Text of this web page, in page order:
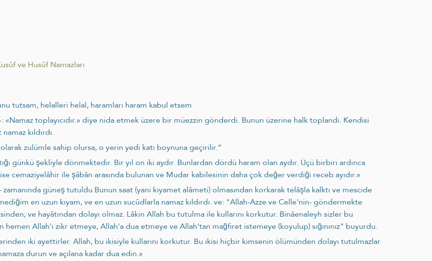
ve Husûf Namazları
tutsam, helalleri helal, haramları haram kabul etsem
«Namaz toplayıcıdır.» diye nida etmek üzere bir müezzin gönderdi. Bunun üzerine halk toplandı. Kendisi
kıldırdı.
zulümle sahip olursa, o yerin yedi katı boynuna geçirilir.”
günkü şekliyle dönmektedir. Bir yıl on iki aydır. Bunlardan dördü haram olan aydır. Üçü birbiri ardınca
cemaziyelâhir ile şâbân arasında bulunan ve Mudar kabilesinin daha çok değer verdiği receb ayıdır.»
güneş tutuldu.Bunun saat (yani kıyamet alâmeti) ol­masından korkarak telâşla kalktı ve mescide
en uzun kıyam, ve en uzun sucûdlarla namaz kıldırdı. ve: "Allah-Azze ve Celle'nin- göndermekte
ve hayâtından dolayı olmaz. Lâkin Allah bu tutulma ile kul­larını korkutur. Binâenaleyh sizler bu
Allah'ı zikr etmeye, Allah'a dua etmeye ve Allah'tan mağfiret istemeye (koyulup) sığınınız" buyurdu.
iki ayettirler. Allah, bu ikisiyle kullarını korkutur. Bu ikisi hiçbir kimsenin ölümün­den dolayı tutulmazlar.
durun ve açılana kadar dua edin.»